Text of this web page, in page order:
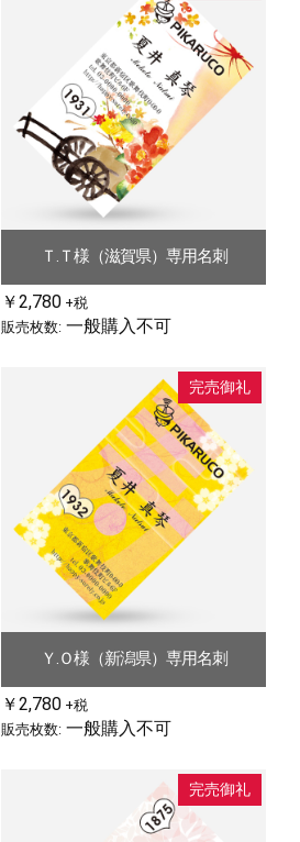
Ｔ.Ｔ様（滋賀県）専用名刺
￥2,780 +税
販売枚数: 一般購入不可
完売御礼
Ｙ.Ｏ様（新潟県）専用名刺
￥2,780 +税
販売枚数: 一般購入不可
完売御礼